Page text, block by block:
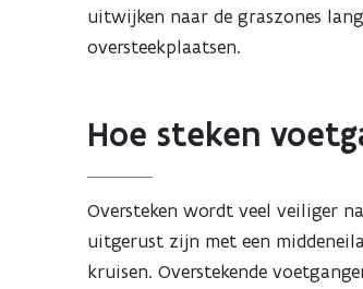
uitwijken naar de graszones
oversteekplaatsen.
Hoe steken
Oversteken wordt veel veiliger
uitgerust zijn met een
kruisen. Overstekende